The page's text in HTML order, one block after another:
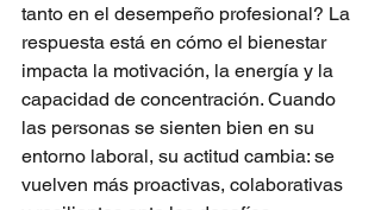
tanto en el desempeño profesional? La
respuesta está en cómo el bienestar
impacta la motivación, la energía y la
capacidad de concentración. Cuando
las personas se sienten bien en su
entorno laboral, su actitud cambia: se
vuelven más proactivas, colaborativas